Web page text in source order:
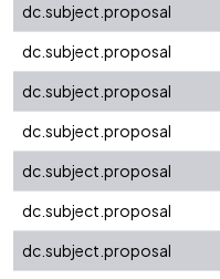
dc.subject.proposal
dc.subject.proposal
dc.subject.proposal
dc.subject.proposal
dc.subject.proposal
dc.subject.proposal
dc.subject.proposal